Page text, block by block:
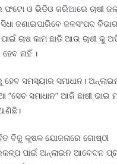
ଓ ଭିଡିଓ ଜରିଆରେ ଚାଷୀ
ସିଧା ଜଣାଇପାରିବେ ଜଳସଂପଦ
ଚାଷ କାମ ଛାଡି ଆଉ ଚାଷୀ କୁ
ନାହିଁ ।
ସମସ୍ୟାର ସମାଧାନ।
“ସେଚ ସମାଧାନ” ଆଜି ଛାଷୀ ଭାଇ
ବିଜୁ କୃଷକ ଯୋଜନାରେ ଗୋଷ୍ଠୀ
ପାଇଁ ଅନ୍‌ଲାଇନ ଆବେଦନ